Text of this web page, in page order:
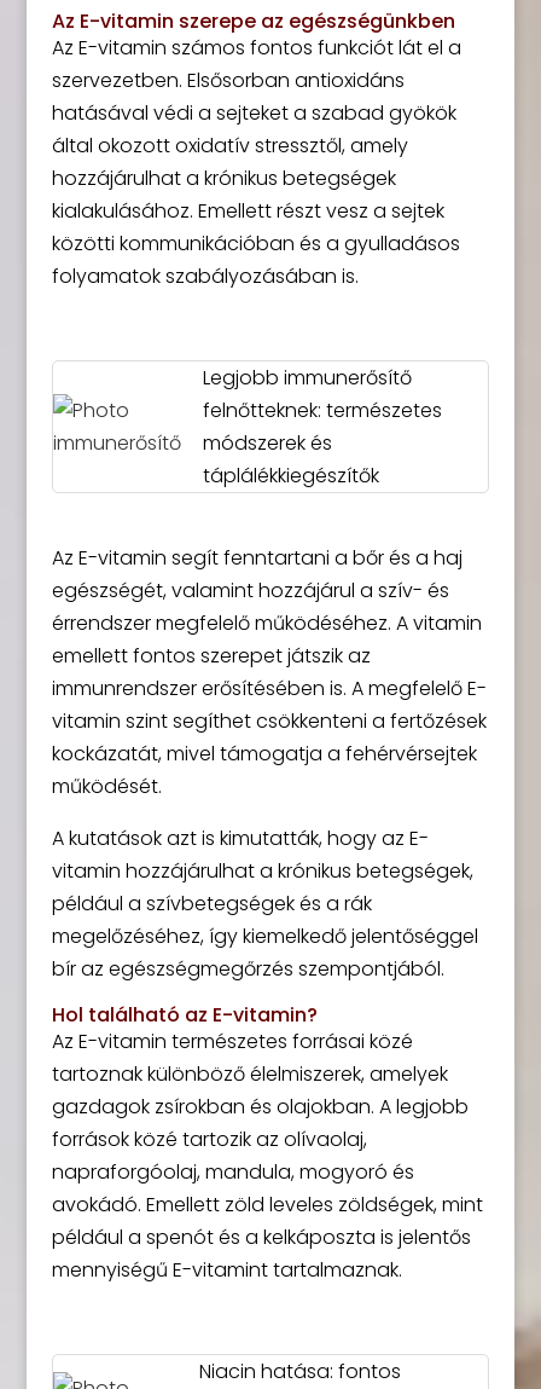
Az E-vitamin szerepe az egészségünkben
Az E-vitamin számos fontos funkciót lát el a
szervezetben. Elsősorban antioxidáns
hatásával védi a sejteket a szabad gyökök
által okozott oxidatív stressztől, amely
hozzájárulhat a krónikus betegségek
kialakulásához. Emellett részt vesz a sejtek
közötti kommunikációban és a gyulladásos
folyamatok szabályozásában is.
Legjobb immunerősítő
felnőtteknek: természetes
módszerek és
táplálékkiegészítők
Az E-vitamin segít fenntartani a bőr és a haj
egészségét, valamint hozzájárul a szív- és
érrendszer megfelelő működéséhez. A vitamin
emellett fontos szerepet játszik az
immunrendszer erősítésében is. A megfelelő E-
vitamin szint segíthet csökkenteni a fertőzések
kockázatát, mivel támogatja a fehérvérsejtek
működését.
A kutatások azt is kimutatták, hogy az E-
vitamin hozzájárulhat a krónikus betegségek,
például a szívbetegségek és a rák
megelőzéséhez, így kiemelkedő jelentőséggel
bír az egészségmegőrzés szempontjából.
Hol található az E-vitamin?
Az E-vitamin természetes forrásai közé
tartoznak különböző élelmiszerek, amelyek
gazdagok zsírokban és olajokban. A legjobb
források közé tartozik az olívaolaj,
napraforgóolaj, mandula, mogyoró és
avokádó. Emellett zöld leveles zöldségek, mint
például a spenót és a kelkáposzta is jelentős
mennyiségű E-vitamint tartalmaznak.
Niacin hatása: fontos